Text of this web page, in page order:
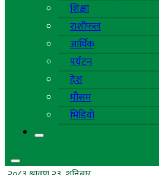
शिक्षा
राशीफल
आर्थिक
पर्यटन
देश
मौसम
भिडियो